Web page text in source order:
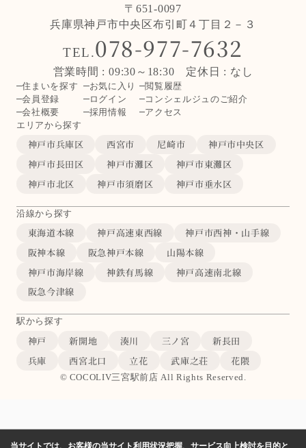
〒651-0097
兵庫県神戸市中央区布引町４丁目２－３
TEL.078-977-7632
営業時間 : 09:30～18:30 定休日 : なし
住まいを探す お気に入り
閲覧履歴
会員登録
ログイン
コンシェルジュのご紹介
会社概要
採用情報
アクセス
エリアから探す
神戸市兵庫区 西宮市 尼崎市
神戸市中央区
神戸市長田区
神戸市灘区
神戸市東灘区
神戸市北区
神戸市須磨区 神戸市垂水区
沿線から探す
東海道本線 神戸高速東西線
神戸市西神・山手線
阪神本線
阪急神戸本線
山陽本線
神戸市海岸線
神鉄有馬線
神戸高速南北線
阪急今津線
駅から探す
神戸 新開地 湊川 三ノ宮
新長田
兵庫
西宮北口 立花 武庫之荘 花隈
© COCOLIV三宮駅前店 All Rights Reserved.
当サイトでは、お客様の当サイト利用状況把握、サービス向上検討を目的と